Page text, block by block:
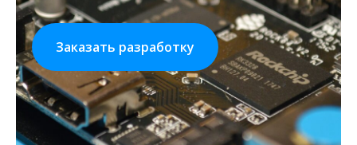
Заказать разработку